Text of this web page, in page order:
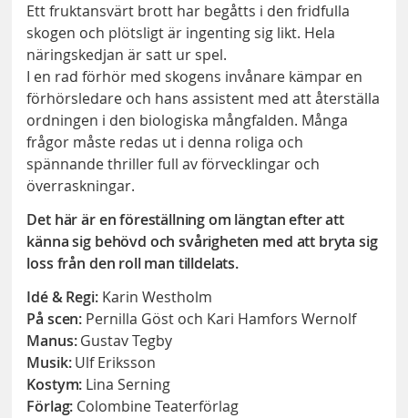
Ett fruktansvärt brott har begåtts i den fridfulla
skogen och plötsligt är ingenting sig likt. Hela
näringskedjan är satt ur spel.
I en rad förhör med skogens invånare kämpar en
förhörsledare och hans assistent med att återställa
ordningen i den biologiska mångfalden. Många
frågor måste redas ut i denna roliga och
spännande thriller full av förvecklingar och
överraskningar.
Det här är en föreställning om längtan efter att
känna sig behövd och svårigheten med att bryta sig
loss från den roll man tilldelats.
Idé & Regi:Karin Westholm
På scen: Pernilla Göst och Kari Hamfors Wernolf
Manus:Gustav Tegby
Musik:Ulf Eriksson
Kostym: Lina Serning
Förlag: Colombine Teaterförlag